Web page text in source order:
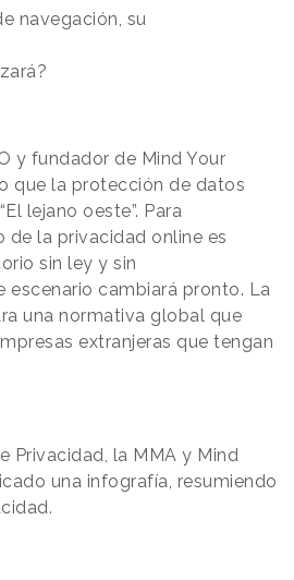
navegación, su
y fundador de Mind Your
que la protección de datos
lejano oeste”. Para
de la privacidad online es
sin ley y sin
escenario cambiará pronto. La
una normativa global que
extranjeras que tengan
Privacidad, la MMA y Mind
una infografía, resumiendo